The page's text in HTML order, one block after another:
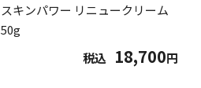
スキンパワー リニュークリーム
50g
税込
18,700円